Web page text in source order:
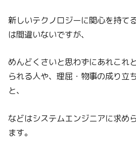
新しいテクノロジーに関心を持て
は間違いないですが、
めんどくさいと思わずにあれこれ
られる人や、理屈・物事の成り立
と、
などはシステムエンジニアに求め
ます。